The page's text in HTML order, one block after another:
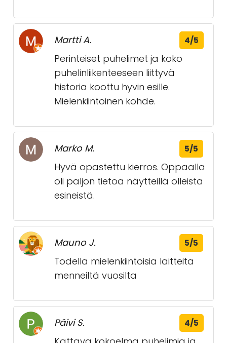
Martti A. 4/5
Perinteiset puhelimet ja koko
puhelinliikenteeseen liittyvä
historia koottu hyvin esille.
Mielenkiintoinen kohde.
Marko M. 5/5
Hyvä opastettu kierros. Oppaalla
oli paljon tietoa näytteillä olleista
esineistä.
Mauno J. 5/5
Todella mielenkiintoisia laitteita
menneiltä vuosilta
Päivi S. 4/5